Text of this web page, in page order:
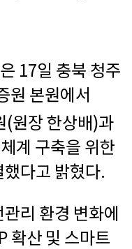
17일 충북 청주
원 본원에서
(원장 한상배)과
계 구축을 위한
다고 밝혔다.
리 환경 변화에
확산 및 스마트